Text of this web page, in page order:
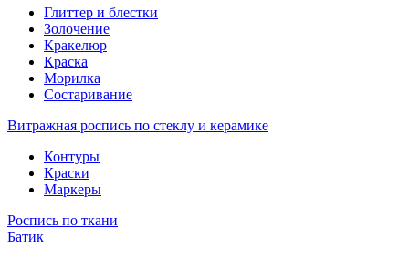
Глиттер и блестки
Золочение
Кракелюр
Краска
Морилка
Состаривание
Витражная роспись по стеклу и керамике
Контуры
Краски
Маркеры
Роспись по ткани
Батик